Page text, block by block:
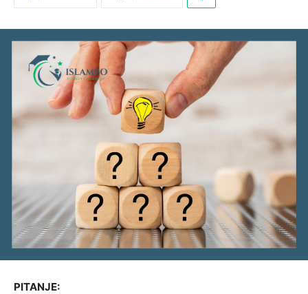
PITANJE: